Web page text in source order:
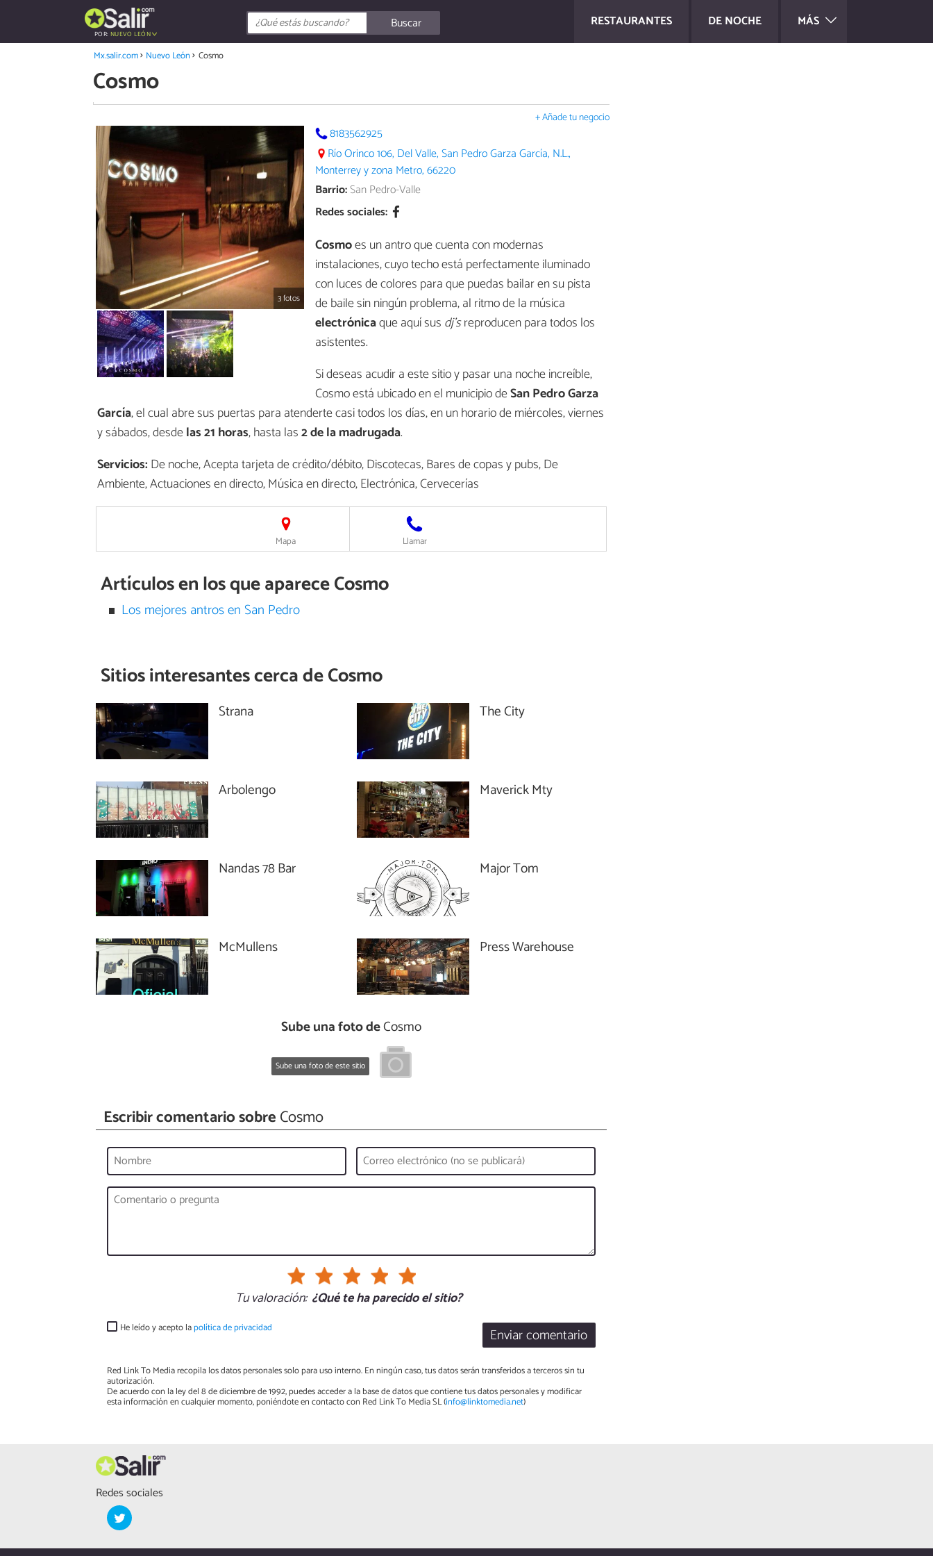
RESTAURANTES DE NOCHE MÁS
POR: NUEVO LEÓN
Buscar
Mx.salir.com Nuevo León Cosmo
Cosmo
+ Añade tu negocio
3 fotos
8183562925
Río Orinco 106, Del Valle, San Pedro Garza García, N.L.,
Monterrey y zona Metro, 66220
Barrio:San Pedro-Valle
Redes sociales:
Cosmoes un antro que cuenta con modernas
instalaciones, cuyo techo está perfectamente iluminado
con luces de colores para que puedas bailar en su pista
de baile sin ningún problema, al ritmo de la música
electrónicaque aquí sus dj'sreproducen para todos los
asistentes.
Si deseas acudir a este sitio y pasar una noche increíble,
Cosmo está ubicado en el municipio deSan Pedro Garza
García, el cual abre sus puertas para atenderte casi todos los días, en un horario de miércoles, viernes
y sábados, desdelas 21 horas, hasta las2 de la madrugada.
Servicios:De noche, Acepta tarjeta de crédito/débito, Discotecas, Bares de copas y pubs, De
Ambiente, Actuaciones en directo, Música en directo, Electrónica, Cervecerías
Mapa Llamar
Artículos en los que aparece Cosmo
Los mejores antros en San Pedro
Sitios interesantes cerca deCosmo
Strana The City
Arbolengo Maverick Mty
Nandas 78 Bar Major Tom
McMullens Press Warehouse
Sube una foto deCosmo
Sube una foto de este sitio
Escribir comentario sobreCosmo
Tu valoración: ¿Qué te ha parecido el sitio?
Enviar comentario
He leído y acepto lapolítica de privacidad
Red Link To Media recopila los datos personales solo para uso interno. En ningún caso, tus datos serán transferidos a terceros sin tu
autorización.
De acuerdo con la ley del 8 de diciembre de 1992, puedes acceder a la base de datos que contiene tus datos personales y modificar
esta información en cualquier momento, poniéndote en contacto con Red Link To Media SL (info@linktomedia.net)
Redes sociales